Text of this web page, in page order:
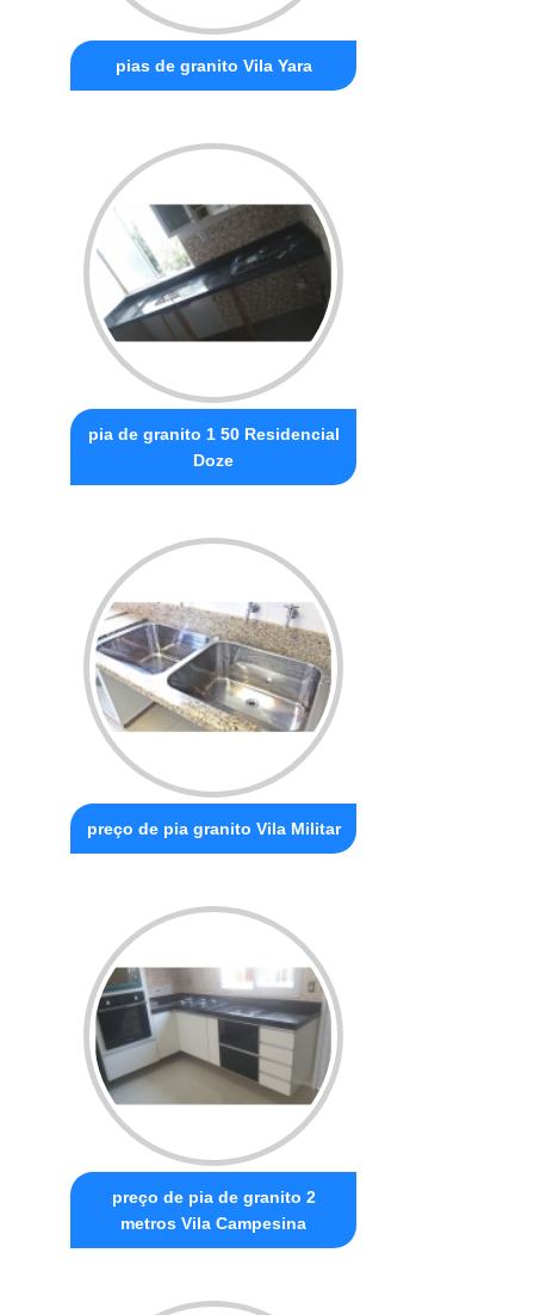
pias de granito Vila Yara
pia de granito 1 50 Residencial
Doze
preço de pia granito Vila Militar
preço de pia de granito 2
metros Vila Campesina